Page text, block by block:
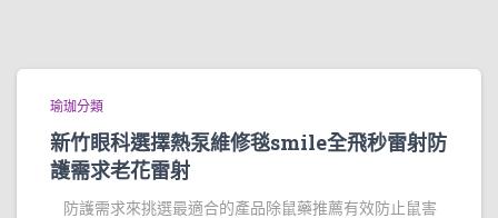
瑜珈分類
新竹眼科選擇熱泵維修毯smile全飛秒雷射防
護需求老花雷射
防護需求來挑選最適合的產品除鼠藥推薦有效防止鼠害